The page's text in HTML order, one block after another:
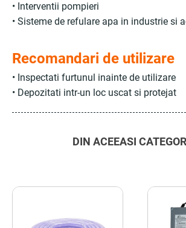
• Interventii pompieri
• Sisteme de refulare apa in industrie si
Recomandari de utilizare
• Inspectati furtunul inainte de utilizare
• Depozitati intr-un loc uscat si protejat
DIN ACEEASI